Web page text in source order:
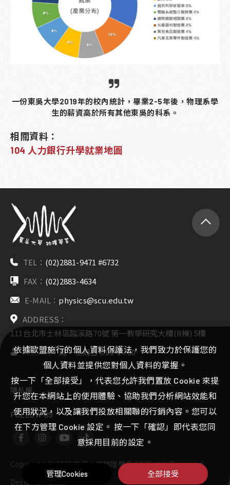
一份東吳大學2019年的校內統計，畢業2-5年後，物理系學
生的薪資高於所有其他東吳的科系。
相關資料：
104 人力銀行升學就業地圖
TEL： (02)2881-9471 #6732
FAX： (02)2883-4634
E-MAIL： physics@scu.edu.tw
ADDRESS：
111台北市士林區臨溪路70號 第一教學研究大樓(R棟) 5樓
HOURS：周一至周五 8:00-17:00
隱私權
Copyright © 2026 東吳大學物理學系All Rights Reserved.
Design
FOLLOW US
依據歐盟施行的個人資料保護法，我們致力於保護您的
個人資料並提供您對個人資料的掌握。
按一下「全部接受」，代表您允許我們置放 Cookie 來提
升您在本網站上的使用體驗、協助我們分析網站效能和
使用狀況，以及讓我們投放相關聯的行銷內容。您可以
在下方管理 Cookie 設定。 按一下「確認」即代表您同
意採用目前的設定。
管理Cookies 全部接受